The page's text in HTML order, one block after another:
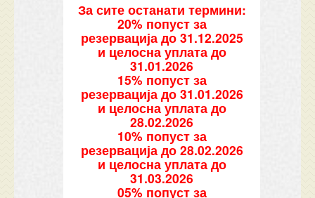
За сите останати термини:
20% попуст за
резервација до 31.12.2025
и целосна уплата до
31.01.2026
15% попуст за
резервација до 31.01.2026
и целосна уплата до
28.02.2026
10% попуст за
резервација до 28.02.2026
и целосна уплата до
31.03.2026
05% попуст за